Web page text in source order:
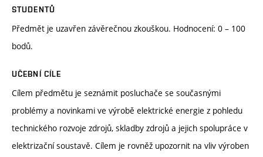
STUDENTŮ
Předmět je uzavřen závěrečnou zkouškou. Hodnocení: 0 – 100
bodů.
UČEBNÍ CÍLE
Cílem předmětu je seznámit posluchače se současnými
problémy a novinkami ve výrobě elektrické energie z pohledu
technického rozvoje zdrojů, skladby zdrojů a jejich spolupráce v
elektrizační soustavě. Cílem je rovněž upozornit na vliv výroben